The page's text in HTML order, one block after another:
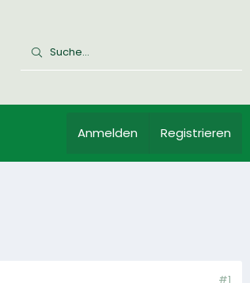
Anmelden Registrieren
#1